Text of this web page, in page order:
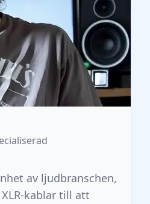
av ljudbranschen,
kablar till att